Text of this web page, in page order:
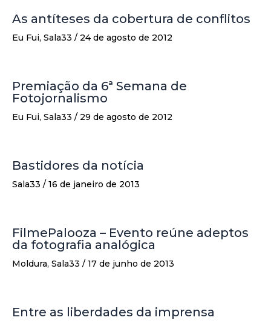
As antíteses da cobertura de conflitos
Eu Fui, Sala33 / 24 de agosto de 2012
Premiação da 6ª Semana de
Fotojornalismo
Eu Fui, Sala33 / 29 de agosto de 2012
Bastidores da notícia
Sala33 / 16 de janeiro de 2013
FilmePalooza – Evento reúne adeptos
da fotografia analógica
Moldura, Sala33 / 17 de junho de 2013
Entre as liberdades da imprensa